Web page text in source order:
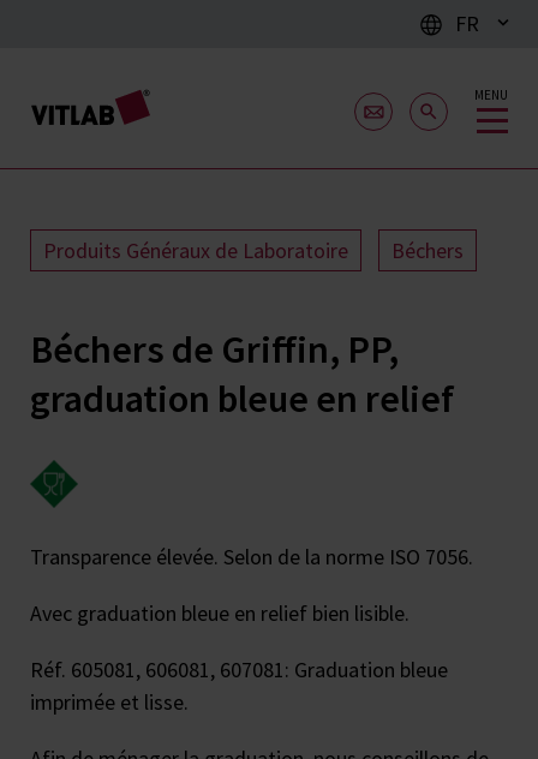
FR
MENU
Produits Généraux de Laboratoire Béchers
Béchers de Griffin, PP,
graduation bleue en relief
Transparence élevée. Selon de la norme ISO 7056.
Avec graduation bleue en relief bien lisible.
Réf. 605081, 606081, 607081: Graduation bleue
imprimée et lisse.